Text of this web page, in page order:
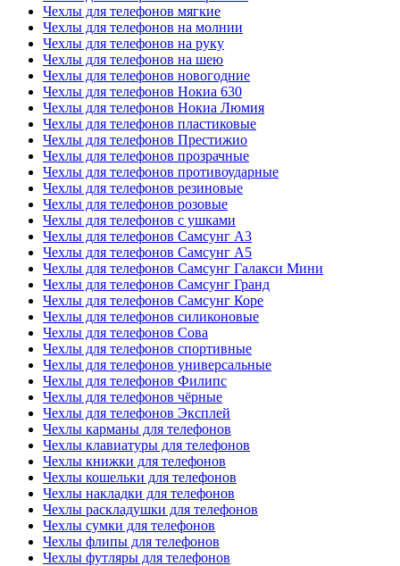
Чехлы для телефонов мягкие
Чехлы для телефонов на молнии
Чехлы для телефонов на руку
Чехлы для телефонов на шею
Чехлы для телефонов новогодние
Чехлы для телефонов Нокиа 630
Чехлы для телефонов Нокиа Люмия
Чехлы для телефонов пластиковые
Чехлы для телефонов Престижио
Чехлы для телефонов прозрачные
Чехлы для телефонов противоударные
Чехлы для телефонов резиновые
Чехлы для телефонов розовые
Чехлы для телефонов с ушками
Чехлы для телефонов Самсунг А3
Чехлы для телефонов Самсунг А5
Чехлы для телефонов Самсунг Галакси Мини
Чехлы для телефонов Самсунг Гранд
Чехлы для телефонов Самсунг Коре
Чехлы для телефонов силиконовые
Чехлы для телефонов Сова
Чехлы для телефонов спортивные
Чехлы для телефонов универсальные
Чехлы для телефонов Филипс
Чехлы для телефонов чёрные
Чехлы для телефонов Эксплей
Чехлы карманы для телефонов
Чехлы клавиатуры для телефонов
Чехлы книжки для телефонов
Чехлы кошельки для телефонов
Чехлы накладки для телефонов
Чехлы раскладушки для телефонов
Чехлы сумки для телефонов
Чехлы флипы для телефонов
Чехлы футляры для телефонов